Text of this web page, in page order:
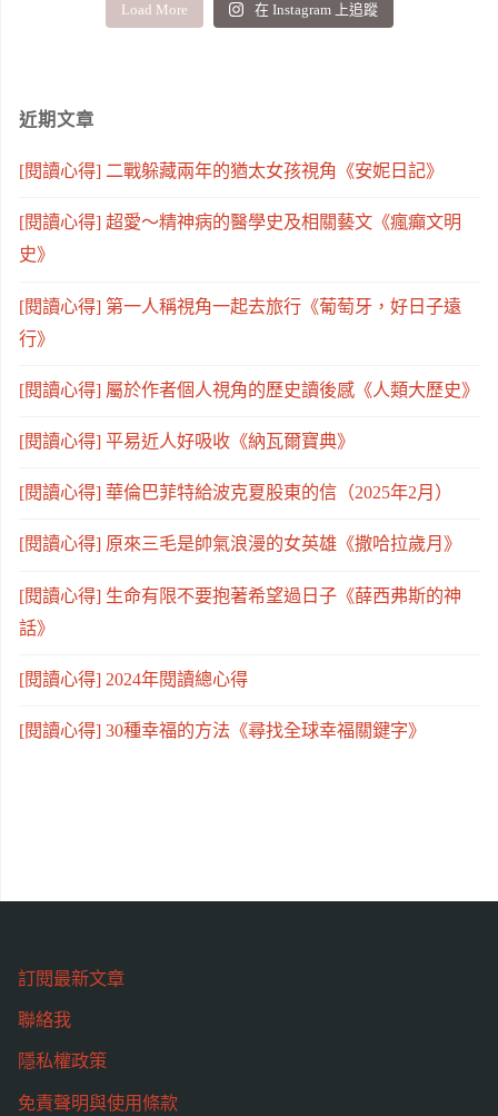
Load More 在 Instagram 上追蹤
近期文章
[閱讀心得] 二戰躲藏兩年的猶太女孩視角《安妮日記》
[閱讀心得] 超愛～精神病的醫學史及相關藝文《瘋癲文明
史》
[閱讀心得] 第一人稱視角一起去旅行《葡萄牙，好日子遠
行》
[閱讀心得] 屬於作者個人視角的歷史讀後感《人類大歷史》
[閱讀心得] 平易近人好吸收《納瓦爾寶典》
[閱讀心得] 華倫巴菲特給波克夏股東的信（2025年2月）
[閱讀心得] 原來三毛是帥氣浪漫的女英雄《撒哈拉歲月》
[閱讀心得] 生命有限不要抱著希望過日子《薛西弗斯的神
話》
[閱讀心得] 2024年閱讀總心得
[閱讀心得] 30種幸福的方法《尋找全球幸福關鍵字》
訂閱最新文章
聯絡我
隱私權政策
免責聲明與使用條款